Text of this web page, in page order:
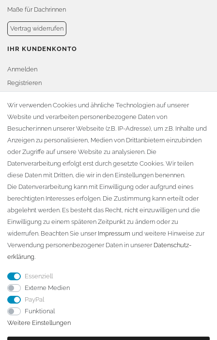
Maße für Dachrinnen
Vertrag widerrufen
IHR KUNDENKONTO
Anmelden
Registrieren
Warenkorb
Zur Kasse
KONTAKT
Fa. Steffen Jost
Söbrigener Weg 50
D-01796 Pirna
Telefon:+49 (0)3501 507295
info@dach-teufel.de
Wir verwenden Cookies und ähnliche Technologien auf unserer
Website und verarbeiten personenbezogene Daten von
Besucher:innen unserer Webseite (z.B. IP-Adresse), um z.B. Inhalte und
Anzeigen zu personalisieren, Medien von Drittanbietern einzubinden
oder Zugriffe auf unsere Website zu analysieren. Die
Datenverarbeitung erfolgt erst durch gesetzte Cookies. Wir teilen
diese Daten mit Dritten, die wir in den Einstellungen benennen.
Die Datenverarbeitung kann mit Einwilligung oder aufgrund eines
berechtigten Interesses erfolgen. Die Zustimmung kann erteilt oder
abgelehnt werden. Es besteht das Recht, nicht einzuwilligen und die
Einwilligung zu einem späteren Zeitpunkt zu ändern oder zu
widerrufen. Beachten Sie unser Impressum und weitere Hinweise zur
Verwendung personenbezogener Daten in unserer Daten­schutz­
erklärung.
Essenziell
Externe Medien
PayPal
Funktional
Weitere Einstellungen